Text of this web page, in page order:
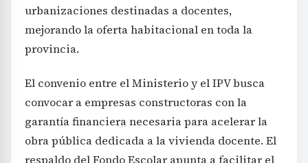
urbanizaciones destinadas a docentes,
mejorando la oferta habitacional en toda la
provincia.
El convenio entre el Ministerio y el IPV busca
convocar a empresas constructoras con la
garantía financiera necesaria para acelerar la
obra pública dedicada a la vivienda docente. El
respaldo del Fondo Escolar apunta a facilitar el